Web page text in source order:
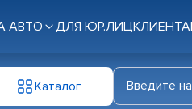
АВТО ДЛЯ ЮР.ЛИЦ
Каталог